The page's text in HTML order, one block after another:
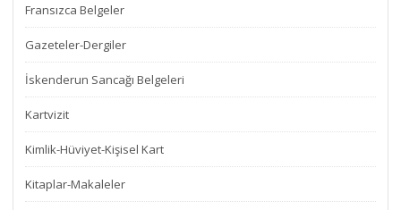
Fransızca Belgeler
Gazeteler-Dergiler
İskenderun Sancağı Belgeleri
Kartvizit
Kimlik-Hüviyet-Kişisel Kart
Kitaplar-Makaleler